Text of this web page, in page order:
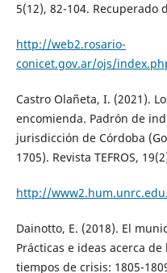
5(12), 82-104. Recuperado
http://web2.rosario-
conicet.gov.ar/ojs/
Castro Olañeta, I. (2021).
encomienda. Padrón de
jurisdicción de Córdoba
1705). Revista TEFROS,
http://
Dainotto, E. (2018). El
Prácticas e ideas acerca
tiempos de crisis: 1805-